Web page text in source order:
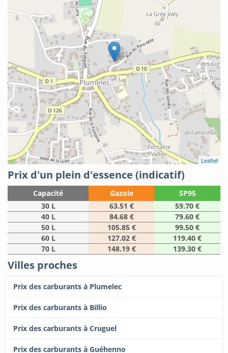
Leaflet
Prix d'un plein d'essence (indicatif)
Capacité Gazole
SP95
30 L
63.51 €
59.70 €
40 L
84.68 €
79.60 €
50 L
105.85 €
99.50 €
60 L
127.02 €
119.40 €
70 L
148.19 € 139.30 €
Villes proches
Prix des carburants à Plumelec
Prix des carburants à Billio
Prix des carburants à Cruguel
Prix des carburants à Guéhenno